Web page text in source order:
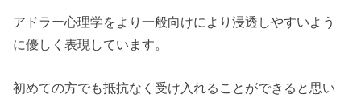
アドラー心理学をより一般向けにより浸透しやすいよう
に優しく表現しています。
初めての方でも抵抗なく受け入れることができると思い